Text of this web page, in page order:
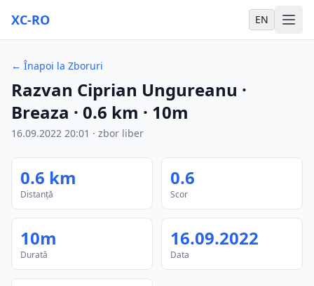
XC-RO EN
← Înapoi la Zboruri
Razvan Ciprian Ungureanu ·
Breaza · 0.6 km · 10m
16.09.2022 20:01 · zbor liber
0.6 km
Distanță
0.6
Scor
10m
Durată
16.09.2022
Data